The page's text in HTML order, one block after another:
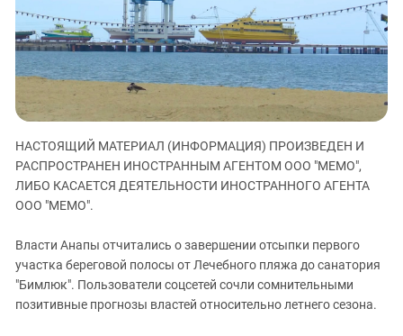
ЗАСТАВЛЯЕТ
КАВКАЗ ЗА ПАЛЕСТИНУ
ИНАКОМЫСЛИЕ В ЧЕЧНЕ
ПРЕСЛЕДОВАНИЕ АКТИВИСТОВ
МОБИЛИЗАЦИЯ И ПРОТЕСТЫ
Дагестан
Ингушетия
Кабардино-Балкария
Калмыкия
Краснодарский край
Нагорный Карабах
Российская Федерация
Ростовская область
Северная Осетия - Алания
НАСТОЯЩИЙ МАТЕРИАЛ (ИНФОРМАЦИЯ) ПРОИЗВЕДЕН И
РАСПРОСТРАНЕН ИНОСТРАННЫМ АГЕНТОМ ООО "МЕМО",
ЛИБО КАСАЕТСЯ ДЕЯТЕЛЬНОСТИ ИНОСТРАННОГО АГЕНТА
ООО "МЕМО".
Власти Анапы отчитались о завершении отсыпки первого
участка береговой полосы от Лечебного пляжа до санатория
"Бимлюк". Пользователи соцсетей сочли сомнительными
позитивные прогнозы властей относительно летнего сезона.